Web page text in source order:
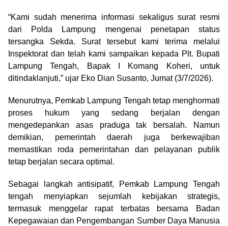
“Kami sudah menerima informasi sekaligus surat resmi
dari Polda Lampung mengenai penetapan status
tersangka Sekda. Surat tersebut kami terima melalui
Inspektorat dan telah kami sampaikan kepada Plt. Bupati
Lampung Tengah, Bapak I Komang Koheri, untuk
ditindaklanjuti,” ujar Eko Dian Susanto, Jumat (3/7/2026).
Menurutnya, Pemkab Lampung Tengah tetap menghormati
proses hukum yang sedang berjalan dengan
mengedepankan asas praduga tak bersalah. Namun
demikian, pemerintah daerah juga berkewajiban
memastikan roda pemerintahan dan pelayanan publik
tetap berjalan secara optimal.
Sebagai langkah antisipatif, Pemkab Lampung Tengah
tengah menyiapkan sejumlah kebijakan strategis,
termasuk menggelar rapat terbatas bersama Badan
Kepegawaian dan Pengembangan Sumber Daya Manusia